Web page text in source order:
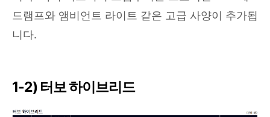
드램프와 앰비언트 라이트 같은 고급 사양이 추가됩
니다.
1-2) 터보 하이브리드